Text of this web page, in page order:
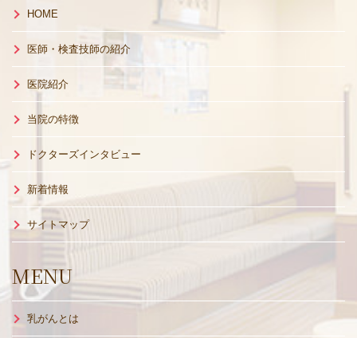
HOME
医師・検査技師の紹介
医院紹介
当院の特徴
ドクターズインタビュー
新着情報
サイトマップ
MENU
乳がんとは